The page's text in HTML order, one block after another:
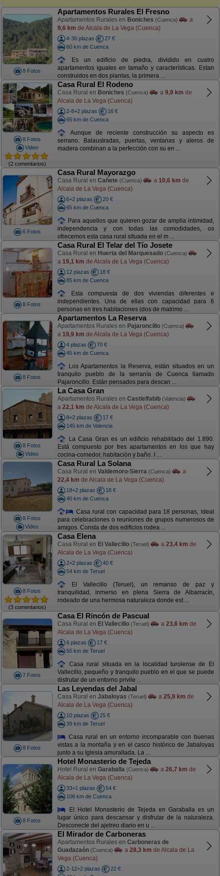
8 Fotos
Apartamentos Rurales El Fresno
Apartamentos Rurales en Boniches (Cuenca)
a
9,6 km de Alcala de La Vega (Cuenca)
4-36 plazas
27 €
60 km de Cuenca
Es un edificio de piedra, dividido en cuatro
apartamentos iguales en tamaño y características. Estan
construidos en dos plantas, la primera ...
8 Fotos
Video
(2 comentarios)
Casa Rural El Rodeno
Casa Rural en Boniches (Cuenca) a 9,9 km de
Alcala de La Vega (Cuenca)
2-8+2 plazas
16 €
65 km de Cuenca
Aunque de reciente construcción su aspecto es
serrano. Balaustradas, puertas, ventanas y aleros de
madera combinan a la perfección con su en ...
6 Fotos
Casa Rural Mayorazgo
Casa Rural en Cañete (Cuenca) a 10,6 km de
Alcala de La Vega (Cuenca)
6+2 plazas
20 €
65 km de Cuenca
Para aquellos que quieren gozar de amplia intimidad,
independencia y con todas las comodidades, os
ofrecemos esta casa rural situada en el m ...
8 Fotos
Casa Rural El Telar del Tío Josete
Casa Rural en Huerta del Marquesado (Cuenca)
a 19,1 km de Alcala de La Vega (Cuenca)
12 plazas
18 €
85 km de Cuenca
Esta compuesta de dos viviendas diferentes e
independientes. Una de ellas con capacidad para 6
personas en tres habitaciones (dos de matrimo ...
8 Fotos
Apartamentos La Reserva
Apartamentos Rurales en Pajaroncillo (Cuenca)
a 19,9 km de Alcala de La Vega (Cuenca)
4 plazas
70 €
45 km de Cuenca
Los Apartamentos la Reserva, están situados en un
tranquilo pueblo de la serranía de Cuenca llamado
Pajaroncillo. Están pensados para descan ...
8 Fotos
Video
La Casa Gran
Apartamentos Rurales en Castielfabib (Valencia)
a 22,1 km de Alcala de La Vega (Cuenca)
8+2 plazas
17 €
145 km de Valencia
La Casa Gran es un edificio rehabilitado del 1.890.
Está compuesto por tres apartamentos en los que hay
cocina-comedor, habitación y baño. I ...
8 Fotos
Video
Casa Rural La Solana
Casa Rural en Valdemoro-Sierra (Cuenca)
a
22,4 km de Alcala de La Vega (Cuenca)
18+2 plazas
18 €
40 km de Cuenca
Casa rural con capacidad para 18 personas, ideal
para celebraciones o reuniones de grupos numerosos de
amigos. Consta de dos edificios rodea ...
8 Fotos
(3 comentarios)
Casa Elena
Casa Rural en El Vallecillo (Teruel) a 23,4 km de
Alcala de La Vega (Cuenca)
2+2 plazas
40 €
54 km de Teruel
El Vallecillo (Teruel), un remanso de paz y
tranquilidad, inmerso en plena Sierra de Albarracín,
rodeado de una hermosa naturaleza donde est ...
7 Fotos
Casa El Rincón de Pascual
Casa Rural en El Vallecillo (Teruel) a 23,6 km de
Alcala de La Vega (Cuenca)
6 plazas
17 €
55 km de Teruel
Casa rural situada en la localidad turolense de El
Vallecillo, pequeño y tranquilo pueblo en el que se puede
disfrutar de un entorno privile ...
8 Fotos
Las Leyendas del Jabal
Casa Rural en Jabaloyas (Teruel) a 25,9 km de
Alcala de La Vega (Cuenca)
10 plazas
25 €
39 km de Teruel
Casa rural en un entorno incomparable con buenas
vistas a la montaña y en el casco histórico de Jabaloyas
junto a su Iglesia amurallada. La ...
8 Fotos
Hotel Monasterio de Tejeda
Hotel Rural en Garaballa (Cuenca) a 26,7 km de
Alcala de La Vega (Cuenca)
33+1 plazas
54 €
106 km de Cuenca
El Hotel Monasterio de Tejeda en Garaballa es un
lugar único para descansar y disfrutar de la naturaleza.
Desconecte del ajetreo diario en u ...
El Mirador de Carboneras
Apartamentos Rurales en Carboneras de
Guadazaón (Cuenca) a 28,3 km de Alcala de La
Vega (Cuenca)
2-12+2 plazas
22 €